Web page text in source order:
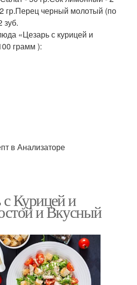
гр.Перец черный молотый (по
зуб.
«Цезарь с курицей и
грамм ):
в Анализаторе
с Курицей и
и Вкусный